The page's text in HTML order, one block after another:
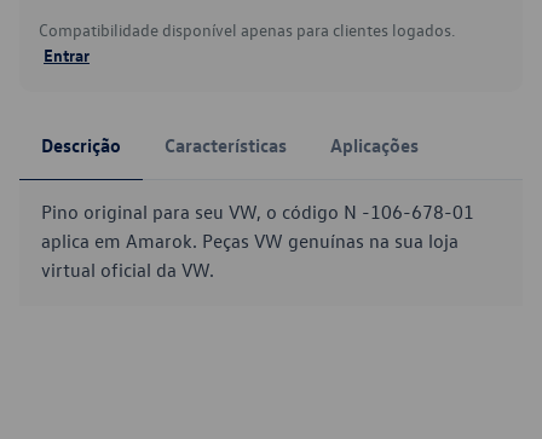
Compatibilidade disponível apenas para clientes logados.
Entrar
Descrição Características Aplicações
Pino original para seu VW, o código N -106-678-01
aplica em Amarok. Peças VW genuínas na sua loja
virtual oficial da VW.